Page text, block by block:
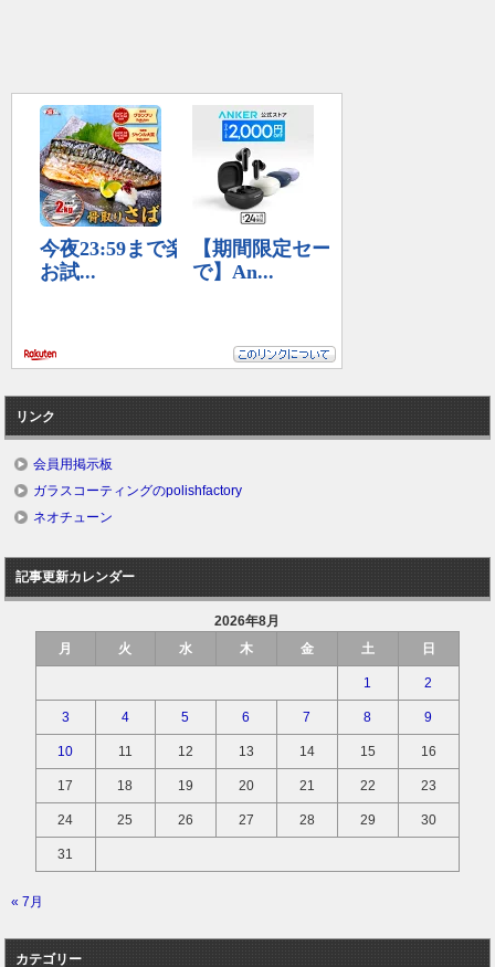
リンク
会員用掲示板
ガラスコーティングのpolishfactory
ネオチューン
記事更新カレンダー
2026年8月
月
火 水 木 金 土 日
1 2
3 4 5 6 7 8 9
10 11 12 13 14 15 16
17 18 19 20 21 22 23
24 25 26 27 28 29 30
31
« 7月
カテゴリー